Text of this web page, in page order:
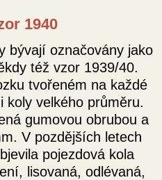
1940
bývají označovány jako
též vzor 1939/40.
tvořeném na každé
koly velkého průměru.
gumovou obrubou a
V pozdějších letech
pojezdová kola
lisovaná, odlévaná,